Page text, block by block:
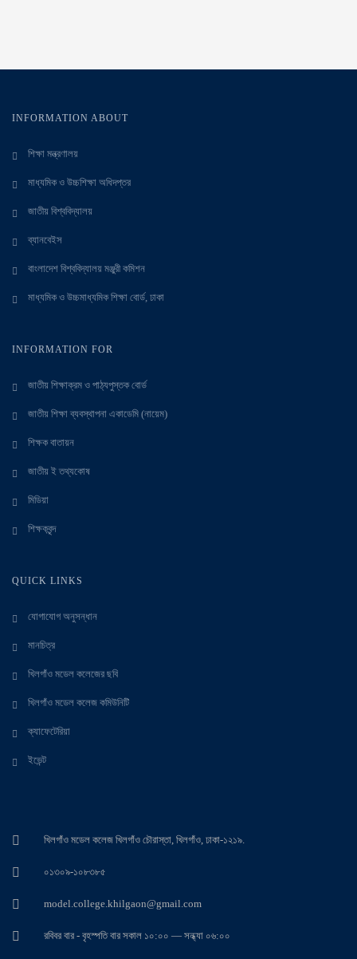
INFORMATION ABOUT
শিক্ষা মন্ত্রণালয়
মাধ্যমিক ও উচ্চশিক্ষা অধিদপ্তর
জাতীয় বিশ্ববিদ্যালয়
ব্যানবেইস
বাংলাদেশ বিশ্ববিদ্যালয় মঞ্জুরী কমিশন
মাধ্যমিক ও উচ্চমাধ্যমিক শিক্ষা বোর্ড, ঢাকা
INFORMATION FOR
জাতীয় শিক্ষাক্রম ও পাঠ্যপুস্তক বোর্ড
জাতীয় শিক্ষা ব্যবস্থাপনা একাডেমি (নায়েম)
শিক্ষক বাতায়ন
জাতীয় ই তথ্যকোষ
মিডিয়া
শিক্ষকবৃন্দ
QUICK LINKS
যোগাযোগ অনুসন্ধান
মানচিত্র
খিলগাঁও মডেল কলেজের ছবি
খিলগাঁও মডেল কলেজ কমিউনিটি
ক্যাফেটেরিয়া
ইভেন্ট
খিলগাঁও মডেল কলেজ খিলগাঁও চৌরাস্তা, খিলগাঁও, ঢাকা-১২১৯.
০১৩০৯-১০৮৩৮৫
model.college.khilgaon@gmail.com
রবিবর বার - বৃহস্পতি বার সকাল ১০:০০ — সন্ধ্যা ০৬:০০